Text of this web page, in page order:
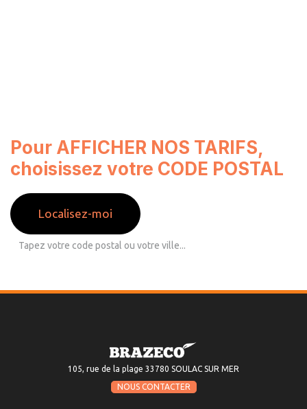
Pour AFFICHER NOS TARIFS,
choisissez votre CODE POSTAL
Localisez-moi
105, rue de la plage 33780 SOULAC SUR MER
NOUS CONTACTER